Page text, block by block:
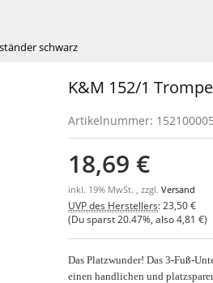
schwarz
K&M 152/1
Artikelnummer:
18,69 €
inkl. 19% MwSt. , zzgl.Versand
UVP des Herstellers: 23,50 €
(Du sparst 20.47% , also4,81 €)
Das Platzwunder! Das 3-Fuß-
einen handlichen und